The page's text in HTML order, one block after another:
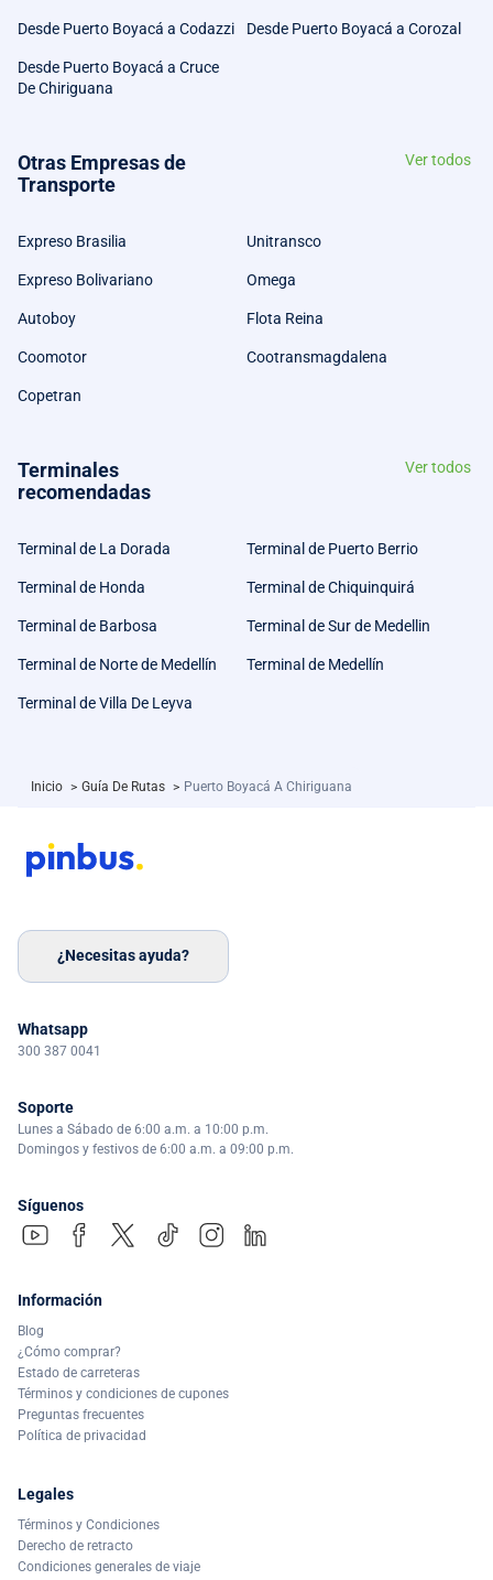
Desde Puerto Boyacá a Codazzi Desde Puerto Boyacá a Corozal
Desde Puerto Boyacá a Cruce
De Chiriguana
Otras Empresas de
Transporte
Ver todos
Expreso Brasilia Unitransco
Expreso Bolivariano Omega
Autoboy Flota Reina
Coomotor Cootransmagdalena
Copetran
Terminales
recomendadas
Ver todos
Terminal de La Dorada Terminal de Puerto Berrio
Terminal de Honda Terminal de Chiquinquirá
Terminal de Barbosa Terminal de Sur de Medellin
Terminal de Norte de Medellín Terminal de Medellín
Terminal de Villa De Leyva
Inicio > Guía De Rutas > Puerto Boyacá A Chiriguana
¿Necesitas ayuda?
Whatsapp
300 387 0041
Soporte
Lunes a Sábado de 6:00 a.m. a 10:00 p.m.
Domingos y festivos de 6:00 a.m. a 09:00 p.m.
Síguenos
Información
Blog
¿Cómo comprar?
Estado de carreteras
Términos y condiciones de cupones
Preguntas frecuentes
Política de privacidad
Legales
Términos y Condiciones
Derecho de retracto
Condiciones generales de viaje